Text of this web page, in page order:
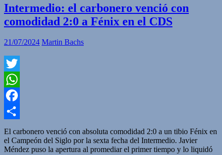
Intermedio: el carbonero venció con
comodidad 2:0 a Fénix en el CDS
21/07/2024 Martin Bachs
Twitter
WhatsApp
Facebook
Compartir
El carbonero venció con absoluta comodidad 2:0 a un tibio Fénix en
el Campeón del Siglo por la sexta fecha del Intermedio. Javier
Méndez puso la apertura al promediar el primer tiempo y lo liquidó